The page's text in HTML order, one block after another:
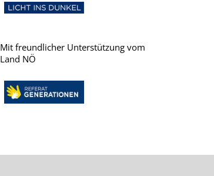
Mit freundlicher Unterstützung vom
Land NÖ